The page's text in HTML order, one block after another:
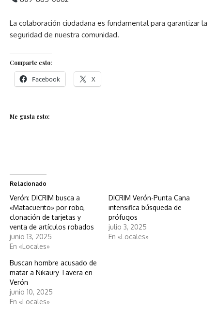
La colaboración ciudadana es fundamental para garantizar la
seguridad de nuestra comunidad.
Comparte esto:
Facebook X
Me gusta esto:
Relacionado
Verón: DICRIM busca a
«Matacuerito» por robo,
clonación de tarjetas y
venta de artículos robados
junio 13, 2025
En «Locales»
DICRIM Verón-Punta Cana
intensifica búsqueda de
prófugos
julio 3, 2025
En «Locales»
Buscan hombre acusado de
matar a Nikaury Tavera en
Verón
junio 10, 2025
En «Locales»